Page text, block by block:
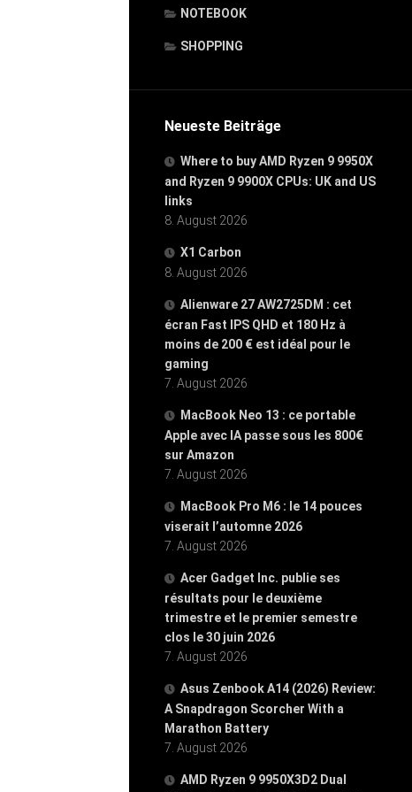
NOTEBOOK
SHOPPING
Neueste Beiträge
Where to buy AMD Ryzen 9 9950X
and Ryzen 9 9900X CPUs: UK and US
links
8. August 2026
X1 Carbon
8. August 2026
Alienware 27 AW2725DM : cet
écran Fast IPS QHD et 180 Hz à
moins de 200 € est idéal pour le
gaming
7. August 2026
MacBook Neo 13 : ce portable
Apple avec IA passe sous les 800€
sur Amazon
7. August 2026
MacBook Pro M6 : le 14 pouces
viserait l’automne 2026
7. August 2026
Acer Gadget Inc. publie ses
résultats pour le deuxième
trimestre et le premier semestre
clos le 30 juin 2026
7. August 2026
Asus Zenbook A14 (2026) Review:
A Snapdragon Scorcher With a
Marathon Battery
7. August 2026
AMD Ryzen 9 9950X3D2 Dual